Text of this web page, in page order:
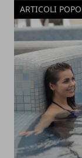
ARTICOLI